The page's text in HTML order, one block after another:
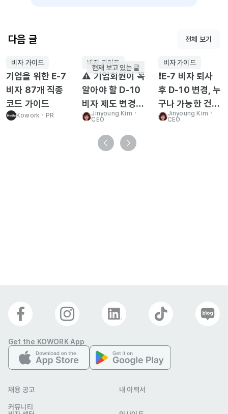
다음 글 전체 보기
비자 가이드
기업을 위한 E-7
비자 87개 직종
코드 가이드
Kowork ･ PR
비자 가이드
⚠️ 기업회원이 꼭
알아야 할 D-10
비자 제도 변경
(25.10.29부터
Jinyoung Kim ･
CEO
현재 보고 있는 글
비자 가이드
❗E-7 비자 퇴사
후 D-10 변경, 누
구나 가능한 건
아닙니다
Jinyoung Kim ･
CEO
Get the KOWORK App
채용 공고 내 이력서
커뮤니티